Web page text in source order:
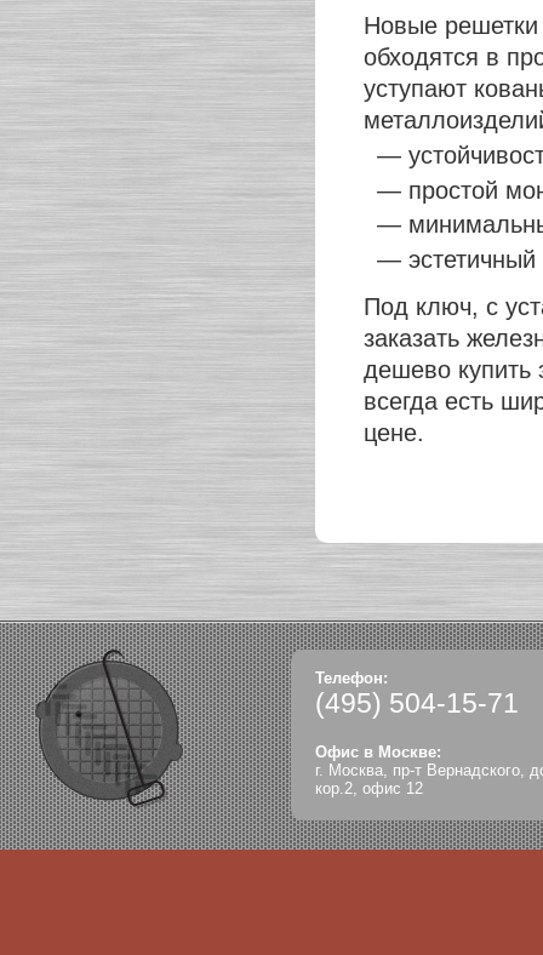
Новые решетки
обходятся в
уступают
—
— простой
—
— эстетичный
Под ключ, с
заказать
дешево купить
всегда есть
цене.
Телефон:
(495) 504-15-71
Офис в Москве:
г. Москва, пр-т Вернадского,
кор.2, офис 12